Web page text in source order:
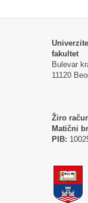
fakultet
Bulevar
11120
Žiro
Matični
PIB: